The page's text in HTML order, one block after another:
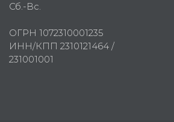
Сб.-Вс.
ОГРН 1072310001235
ИНН/КПП 2310121464 /
231001001